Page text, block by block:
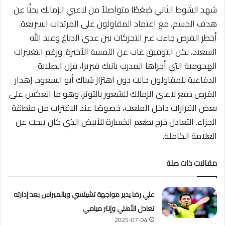
شهد الشوط الثاني ضغطًا متواصلاً من لاعبي الزمالك بحثًا عن
هدف الحسم، مع اعتماد المقاولون على المرتدات السريعة.
أخطر الفرص جاءت عبر التحركات بين عدي الدباغ وعبد الله
السعيد، لكن التوفيق غاب عن اللمسة الأخيرة. ورغم التغييرات
الهجومية التي أجراها المدرب يانيك فيريرا، فإن الصلابة
الدفاعية للمقاولون حالت دون اهتزاز شباك أبو السعود. إهدار
الفرص دفع لاعبي الزمالك للشعور بالتوتر، وهو ما انعكس على
بعض القرارات داخل الملعب، خصوصًا عند الاقتراب من منطقة
الجزاء. التعادل خرج بطعم الخسارة للأبيض الذي كان يبحث عن
العلامة الكاملة.
مقالات ذات صلة
علي رضا يدير مواجهة تشيلسي وبالميراس بعد إدارته
تعادل الأهلي وإنتر ميامي
2025-07-04